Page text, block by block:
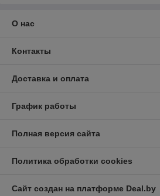
О нас
Контакты
Доставка и оплата
График работы
Полная версия сайта
Политика обработки cookies
Сайт создан на платформе Deal.by